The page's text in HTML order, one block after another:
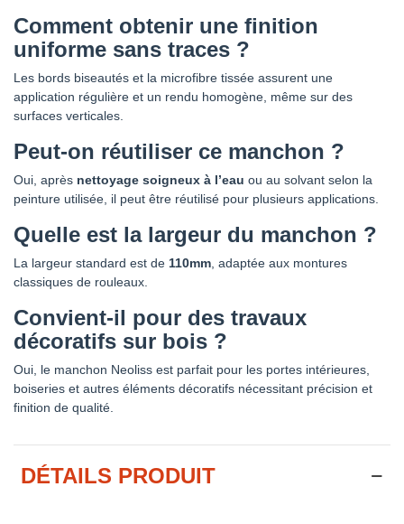
Comment obtenir une finition
uniforme sans traces ?
Les bords biseautés et la microfibre tissée assurent une
application régulière et un rendu homogène, même sur des
surfaces verticales.
Peut-on réutiliser ce manchon ?
Oui, après nettoyage soigneux à l’eau ou au solvant selon la
peinture utilisée, il peut être réutilisé pour plusieurs applications.
Quelle est la largeur du manchon ?
La largeur standard est de 110mm , adaptée aux montures
classiques de rouleaux.
Convient-il pour des travaux
décoratifs sur bois ?
Oui, le manchon Neoliss est parfait pour les portes intérieures,
boiseries et autres éléments décoratifs nécessitant précision et
finition de qualité.
DÉTAILS PRODUIT